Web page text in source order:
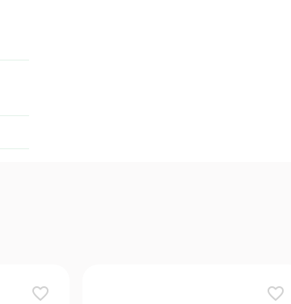
favorite_border favorite_border